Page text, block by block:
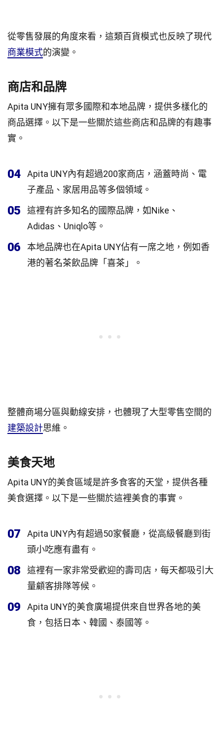
從零售發展的角度來看，這類百貨模式也反映了現代
商業模式的演變。
商店和品牌
Apita UNY擁有眾多國際和本地品牌，提供多樣化的
商品選擇。以下是一些關於這些商店和品牌的有趣事
實。
04
Apita UNY內有超過200家商店，涵蓋時尚、電
子產品、家居用品等多個領域。
05
這裡有許多知名的國際品牌，如Nike、
Adidas、Uniqlo等。
06
本地品牌也在Apita UNY佔有一席之地，例如香
港的著名茶飲品牌「喜茶」。
整體商場分區與動線安排，也體現了大型零售空間的
建築設計思維。
美食天地
Apita UNY的美食區域是許多食客的天堂，提供各種
美食選擇。以下是一些關於這裡美食的事實。
07
Apita UNY內有超過50家餐廳，從高級餐廳到街
頭小吃應有盡有。
08
這裡有一家非常受歡迎的壽司店，每天都吸引大
量顧客排隊等候。
09
Apita UNY的美食廣場提供來自世界各地的美
食，包括日本、韓國、泰國等。